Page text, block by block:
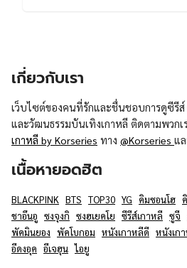
เกี่ยวกับเรา
เว็บไซต์ของคนที่รักและชื่นชอบการดูซีรี
และวัฒนธรรมบันเทิงเกาหลี ติดตามพวกเ
เกาหลี by Korseries ทาง @Korseries แ
เนื้อหายอดฮิต
BLACKPINK BTS TOP30 YG คิมซอนโฮ
ชาอึนอู ซงจุงกิ ซงฮเยคโย ซีรีส์เกาหลี ซูจี
พัคมินยอง พัคโบกอม หนังเกาหลีดี หนังเก
อีดงอุค อีเจฮุน ไอยู